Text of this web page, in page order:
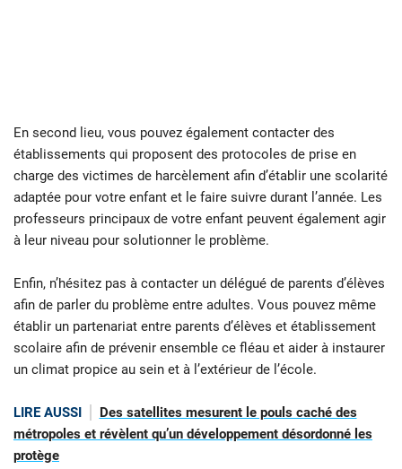
En second lieu, vous pouvez également contacter des
établissements qui proposent des protocoles de prise en
charge des victimes de harcèlement afin d’établir une scolarité
adaptée pour votre enfant et le faire suivre durant l’année. Les
professeurs principaux de votre enfant peuvent également agir
à leur niveau pour solutionner le problème.
Enfin, n’hésitez pas à contacter un délégué de parents d’élèves
afin de parler du problème entre adultes. Vous pouvez même
établir un partenariat entre parents d’élèves et établissement
scolaire afin de prévenir ensemble ce fléau et aider à instaurer
un climat propice au sein et à l’extérieur de l’école.
LIRE AUSSI
Des satellites mesurent le pouls caché des
métropoles et révèlent qu’un développement désordonné les
protège